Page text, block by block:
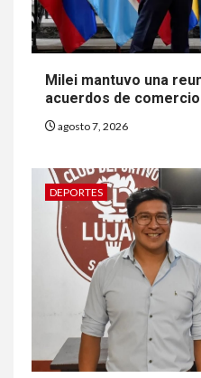
Milei mantuvo una
acuerdos de
agosto 7, 2026
DEPORTES